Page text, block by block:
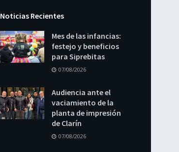
Noticias Recientes
Mes de las infancias:
festejo y beneficios
para Siprebitas
07/08/2026
Audiencia ante el
vaciamiento de la
planta de impresión
de Clarín
07/08/2026